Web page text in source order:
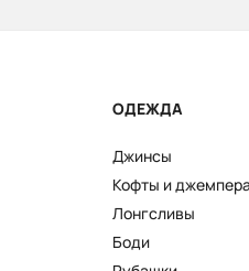
ОДЕЖДА
Джинсы
Кофты и джемпера
Лонгсливы
Боди